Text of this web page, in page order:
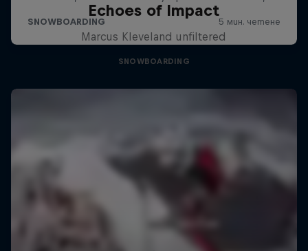
Echoes of Impact
Marcus Kleveland unfiltered
SNOWBOARDING